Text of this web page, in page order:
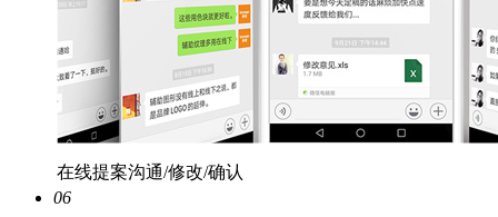
在线提案沟通/修改/确认
06